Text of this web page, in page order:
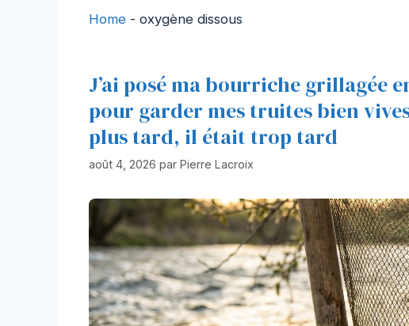
Home - oxygène dissous
J’ai posé ma bourriche grillagée
pour garder mes truites bien
plus tard, il était trop tard
août 4, 2026 par Pierre Lacroix